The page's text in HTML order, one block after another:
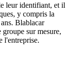
leur identifiant, et il
y compris la
Blablacar
sur mesure,
l'entreprise.